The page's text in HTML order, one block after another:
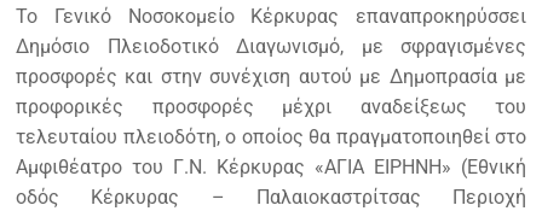
Το Γενικό Νοσοκομείο Κέρκυρας επαναπροκηρύσσει
Δημόσιο Πλειοδοτικό Διαγωνισμό, με σφραγισμένες
προσφορές και στην συνέχιση αυτού με Δημοπρασία με
προφορικές προσφορές μέχρι αναδείξεως του
τελευταίου πλειοδότη, ο οποίος θα πραγματοποιηθεί στο
Αμφιθέατρο του Γ.Ν. Κέρκυρας «ΑΓΙΑ ΕΙΡΗΝΗ» (Εθνική
οδός Κέρκυρας – Παλαιοκαστρίτσας Περιοχή